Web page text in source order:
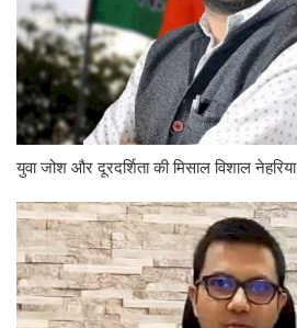
युवा जोश और दूरदर्शिता की मिसाल विशाल नेहरिया